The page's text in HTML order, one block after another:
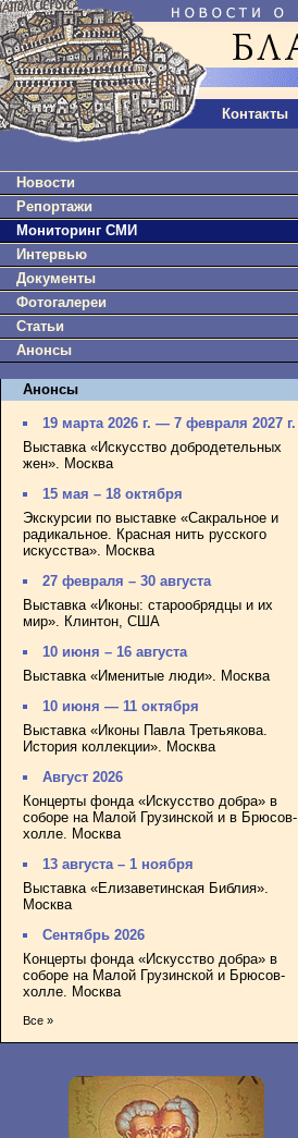
Контакты
Новости
Репортажи
Мониторинг СМИ
Интервью
Документы
Фотогалереи
Статьи
Анонсы
Анонсы
19 марта 2026 г. — 7 февраля 2027 г.
Выставка «Искусство добродетельных
жен». Москва
15 мая – 18 октября
Экскурсии по выставке «Сакральное и
радикальное. Красная нить русского
искусства». Москва
27 февраля – 30 августа
Выставка «Иконы: старообрядцы и их
мир». Клинтон, США
10 июня – 16 августа
Выставка «Именитые люди». Москва
10 июня — 11 октября
Выставка «Иконы Павла Третьякова.
История коллекции». Москва
Август 2026
Концерты фонда «Искусство добра» в
соборе на Малой Грузинской и в Брюсов-
холле. Москва
13 августа – 1 ноября
Выставка «Елизаветинская Библия».
Москва
Сентябрь 2026
Концерты фонда «Искусство добра» в
соборе на Малой Грузинской и Брюсов-
холле. Москва
Все »